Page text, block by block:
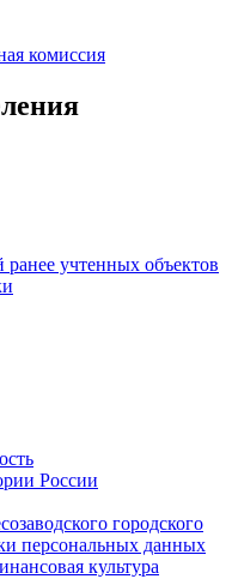
комиссия
учтенных объектов
России
городского
персональных данных
культура